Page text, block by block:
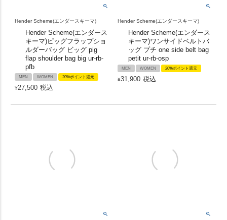
Hender Scheme(エンダースキーマ)
Hender Scheme(エンダース
キーマ)ピッグフラップショ
ルダーバッグ ビッグ pig
flap shoulder bag big ur-rb-
pfb
MEN WOMEN 20%ポイント還元
¥27,500 税込
Hender Scheme(エンダースキーマ)
Hender Scheme(エンダース
キーマ)ワンサイドベルトバ
ッグ プチ one side belt bag
petit ur-rb-osp
MEN WOMEN 20%ポイント還元
¥31,900 税込